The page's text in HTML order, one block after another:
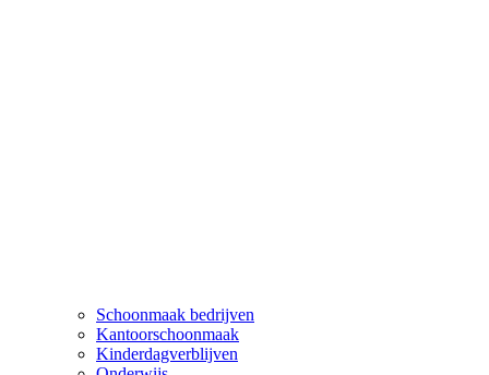
Schoonmaak bedrijven
Kantoorschoonmaak
Kinderdagverblijven